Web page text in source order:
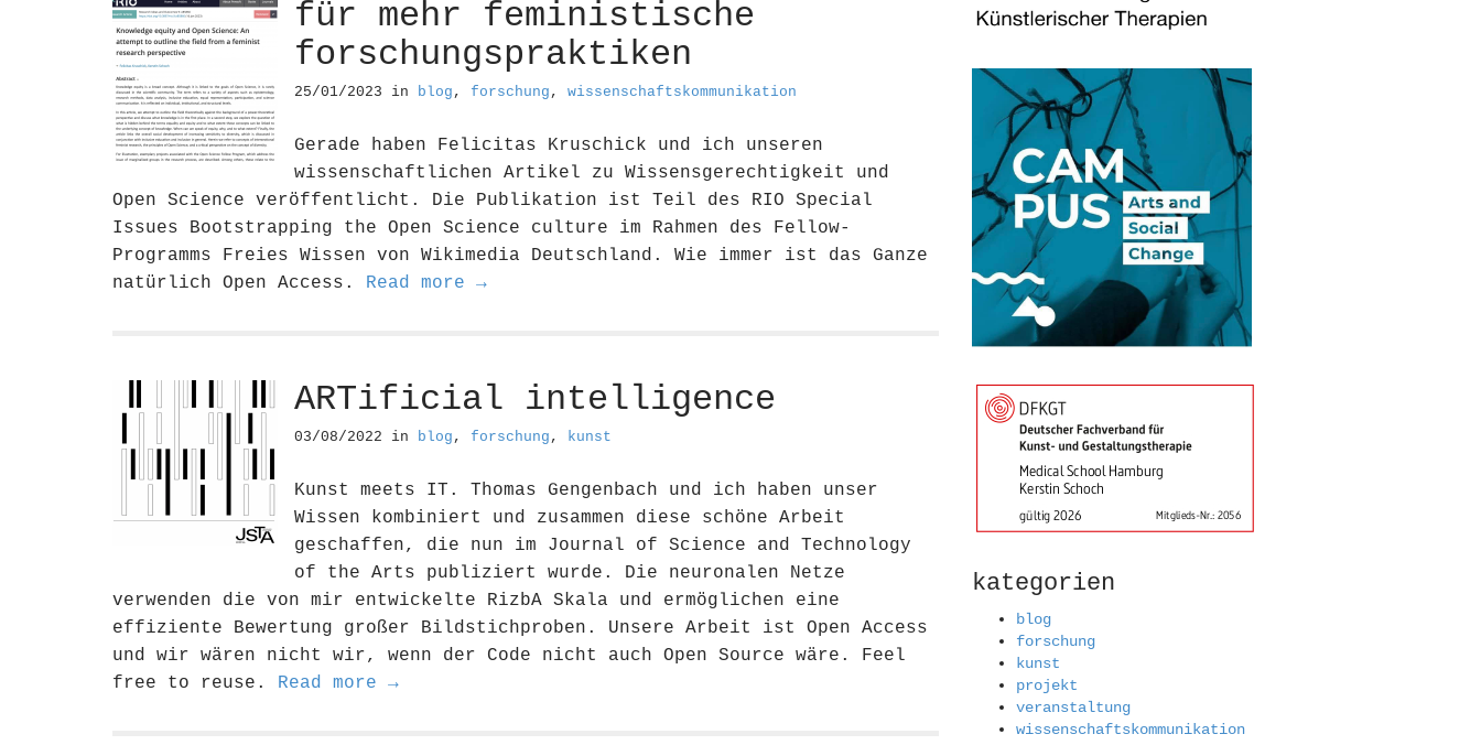
für mehr feministische
forschungspraktiken
25/01/2023 in blog , forschung , wissenschaftskommunikation
Gerade haben Felicitas Kruschick und ich unseren
wissenschaftlichen Artikel zu Wissensgerechtigkeit und
Open Science veröffentlicht. Die Publikation ist Teil des RIO Special
Issues Bootstrapping the Open Science culture im Rahmen des Fellow-
Programms Freies Wissen von Wikimedia Deutschland. Wie immer ist das Ganze
natürlich Open Access. Read more →
ARTificial intelligence
03/08/2022 in blog , forschung , kunst
Kunst meets IT. Thomas Gengenbach und ich haben unser
Wissen kombiniert und zusammen diese schöne Arbeit
geschaffen, die nun im Journal of Science and Technology
of the Arts publiziert wurde. Die neuronalen Netze
verwenden die von mir entwickelte RizbA Skala und ermöglichen eine
effiziente Bewertung großer Bildstichproben. Unsere Arbeit ist Open Access
und wir wären nicht wir, wenn der Code nicht auch Open Source wäre. Feel
free to reuse. Read more →
kategorien
blog
forschung
kunst
projekt
veranstaltung
wissenschaftskommunikation